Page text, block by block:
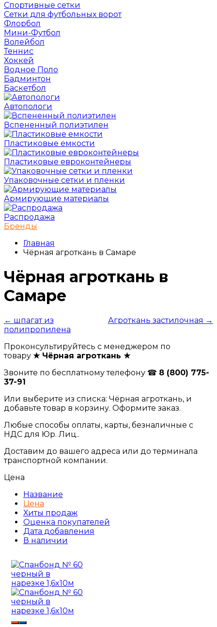
Спортивные сетки
Сетки для футбольных ворот
Флорбол
Мини-Футбол
Волейбол
Теннис
Хоккей
Водное Поло
Бадминтон
Баскетбол
Автопологи
Вспененный полиэтилен
Пластиковые емкости
Пластиковые евроконтейнеры
Упаковочные сетки и пленки
Армирующие материалы
Распродажа
Бренды
Главная
Чёрная агроткань в Самаре
Чёрная агроткань в
Самаре
Агроткань застилочная →
← шпагат из
полипропилена
Проконсультируйтесь с менеджером по
товару ★ Чёрная агроткань ★
Звоните по бесплатному телефону ☎ 8 (800) 775-
37-91
Или выберите из списка: Чёрная агроткань, и
добавьте товар в корзину. Оформите заказ.
Любые способы оплаты, карты, безналичные с
НДС для Юр. Лиц..
Доставим до вашего адреса или до терминала
транспортной компании.
Цена
Название
Цена
Хиты продаж
Оценка покупателей
Дата добавления
В наличии